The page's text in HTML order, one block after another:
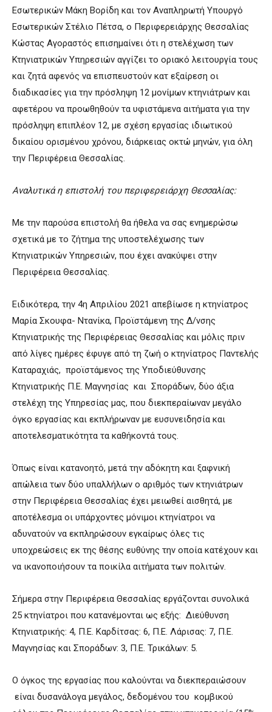
Εσωτερικών Μάκη Βορίδη και τον Αναπληρωτή Υπουργό
Εσωτερικών Στέλιο Πέτσα, ο Περιφερειάρχης Θεσσαλίας
Κώστας Αγοραστός επισημαίνει ότι η στελέχωση των
Κτηνιατρικών Υπηρεσιών αγγίζει το οριακό λειτουργία τους
και ζητά αφενός να επισπευστούν κατ εξαίρεση οι
διαδικασίες για την πρόσληψη 12 μονίμων κτηνιάτρων και
αφετέρου να προωθηθούν τα υφιστάμενα αιτήματα για την
πρόσληψη επιπλέον 12, με σχέση εργασίας ιδιωτικού
δικαίου ορισμένου χρόνου, διάρκειας οκτώ μηνών, για όλη
την Περιφέρεια Θεσσαλίας.
Αναλυτικά η επιστολή του περιφερειάρχη Θεσσαλίας:
Με την παρούσα επιστολή θα ήθελα να σας ενημερώσω
σχετικά με το ζήτημα της υποστελέχωσης των
Κτηνιατρικών Υπηρεσιών, που έχει ανακύψει στην
Περιφέρεια Θεσσαλίας.
Ειδικότερα, την 4η Απριλίου 2021 απεβίωσε η κτηνίατρος
Μαρία Σκουφα- Ντανίκα, Προϊστάμενη της Δ/νσης
Κτηνιατρικής της Περιφέρειας Θεσσαλίας και μόλις πριν
από λίγες ημέρες έφυγε από τη ζωή ο κτηνίατρος Παντελής
Καταραχιάς, προϊστάμενος της Υποδιεύθυνσης
Κτηνιατρικής Π.Ε. Μαγνησίας και Σποράδων, δύο άξια
στελέχη της Υπηρεσίας μας, που διεκπεραίωναν μεγάλο
όγκο εργασίας και εκπλήρωναν με ευσυνειδησία και
αποτελεσματικότητα τα καθήκοντά τους.
Όπως είναι κατανοητό, μετά την αδόκητη και ξαφνική
απώλεια των δύο υπαλλήλων ο αριθμός των κτηνιάτρων
στην Περιφέρεια Θεσσαλίας έχει μειωθεί αισθητά, με
αποτέλεσμα οι υπάρχοντες μόνιμοι κτηνίατροι να
αδυνατούν να εκπληρώσουν εγκαίρως όλες τις
υποχρεώσεις εκ της θέσης ευθύνης την οποία κατέχουν και
να ικανοποιήσουν τα ποικίλα αιτήματα των πολιτών.
Σήμερα στην Περιφέρεια Θεσσαλίας εργάζονται συνολικά
25 κτηνίατροι που κατανέμονται ως εξής: Διεύθυνση
Κτηνιατρικής: 4, Π.Ε. Καρδίτσας: 6, Π.Ε. Λάρισας: 7, Π.Ε.
Μαγνησίας και Σποράδων: 3, Π.Ε. Τρικάλων: 5.
Ο όγκος της εργασίας που καλούνται να διεκπεραιώσουν
είναι δυσανάλογα μεγάλος, δεδομένου του κομβικού